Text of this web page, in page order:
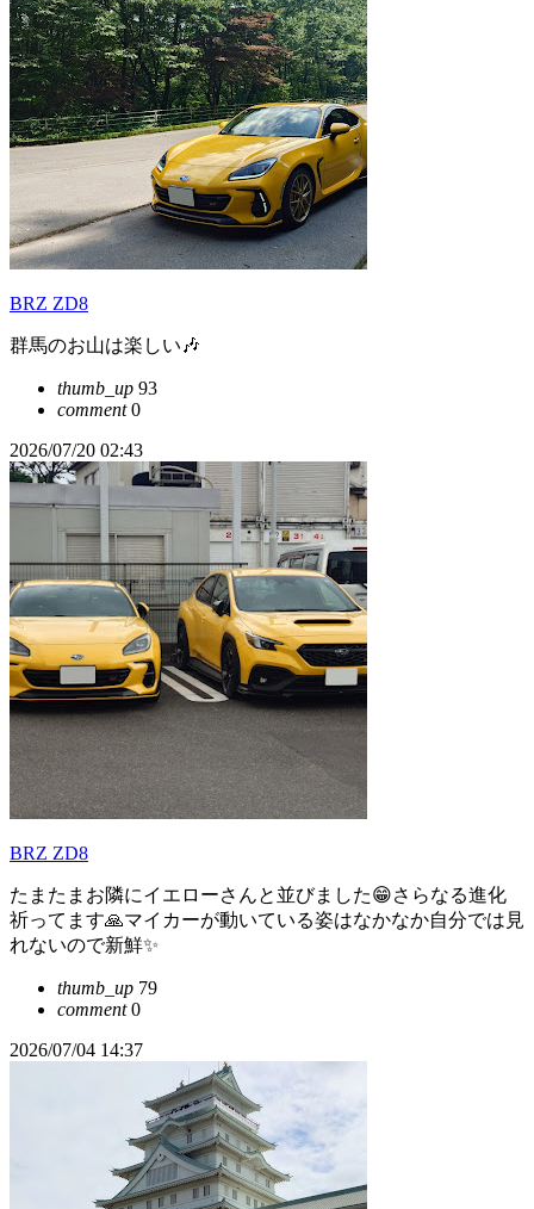
BRZ ZD8
群馬のお山は楽しい🎶
thumb_up 93
comment0
2026/07/20 02:43
BRZ ZD8
たまたまお隣にイエローさんと並びました😁さらなる進化
祈ってます🙏マイカーが動いている姿はなかなか自分では見
れないので新鮮✨️
thumb_up 79
comment0
2026/07/04 14:37